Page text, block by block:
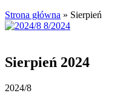
Strona główna » Sierpień
Sierpień 2024
2024/8